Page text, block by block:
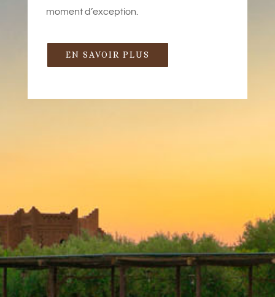
moment d’exception.
EN SAVOIR PLUS